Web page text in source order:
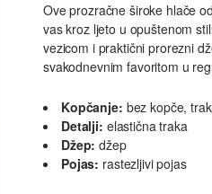
Ove prozračne široke hlače
vas kroz ljeto u opuštenom
vezicom i praktični prorezni
svakodnevnim favoritom u
Kopčanje: bez kopče,
Detalji: elastična traka
Džep: džep
Pojas: rastezljivi pojas